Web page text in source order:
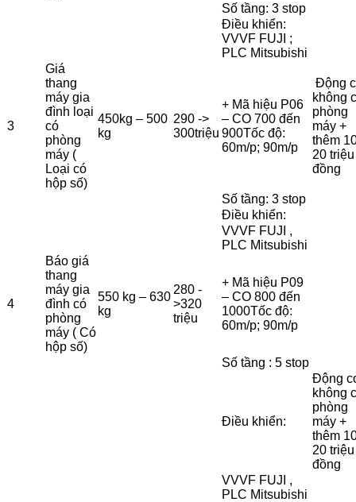
Số tầng: 3 stop
Điều khiển:
VVVF FUJI ;
PLC Mitsubishi
3
Giá
thang
máy gia
đình loại
có
phòng
máy (
Loại có
hộp số)
450kg – 500
kg
290 ->
300triệu
+ Mã hiệu P06
– CO 700 đến
900Tốc độ:
60m/p; 90m/p
Động
không
phòng
máy +
thêm
20 triệu
đồng
Số tầng: 3 stop
Điều khiển:
VVVF FUJI ,
PLC Mitsubishi
4
Báo giá
thang
máy gia
đình có
phòng
máy ( Có
hộp số)
550 kg – 630
kg
280 -
>320
triệu
+ Mã hiệu P09
– CO 800 đến
1000Tốc độ:
60m/p; 90m/p
Số tầng : 5 stop
Điều khiển:
Động
không
phòng
máy +
thêm
20 triệu
đồng
VVVF FUJI ,
PLC Mitsubishi